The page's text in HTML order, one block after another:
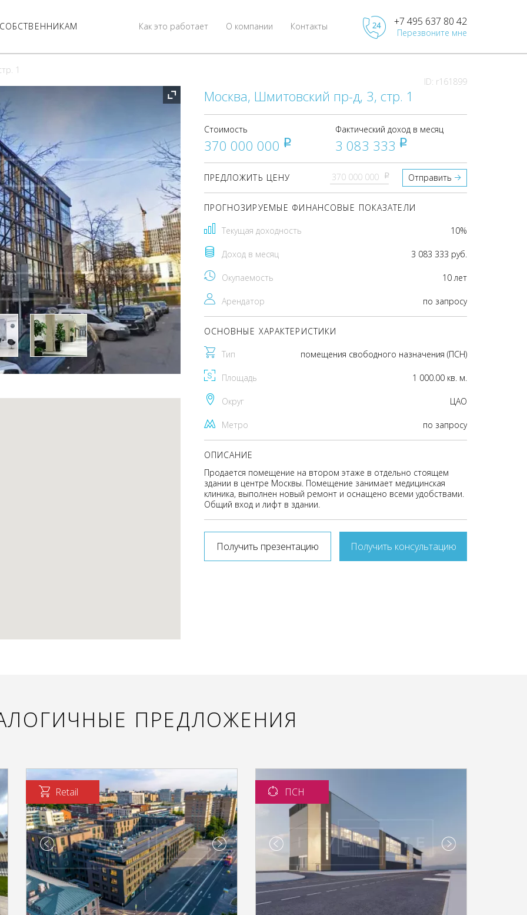
Контакты
О компании
Как это работает +7 495 637 80 42
Перезвоните мне
1
ID: r161899
Москва, Шмитовский пр-д, 3, стр. 1
Стоимость
370 000 000 pуб
Фактический доход в месяц
3 083 333 pуб
ПРЕДЛОЖИТЬ ЦЕНУ pуб Отправить
ПРОГНОЗИРУЕМЫЕ ФИНАНСОВЫЕ ПОКАЗАТЕЛИ
Текущая доходность 10%
Доход в месяц 3 083 333 руб.
Окупаемость 10 лет
Арендатор по запросу
ОСНОВНЫЕ ХАРАКТЕРИСТИКИ
Тип помещения свободного назначения (ПСН)
Площадь 1 000.00 кв. м.
Округ ЦАО
Метро по запросу
ОПИСАНИЕ
Продается помещение на втором этаже в отдельно стоящем
здании в центре Москвы. Помещение занимает медицинская
клиника, выполнен новый ремонт и оснащено всеми удобствами.
Общий вход и лифт в здании.
Получить презентацию Получить консультацию
ПРЕДЛОЖЕНИЯ
Retail ПСН